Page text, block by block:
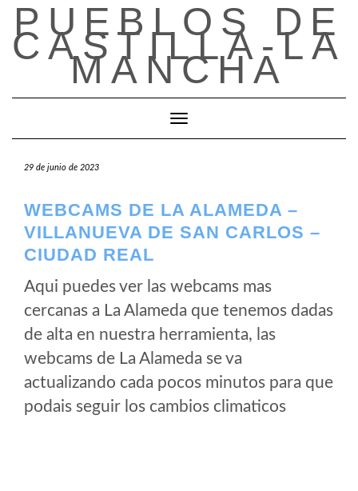
Saltar
contenido
PUEBLOS DE
CASTILLA-LA
MANCHA
Cambiar modo de navegación
29 de junio de 2023
WEBCAMS DE LA ALAMEDA –
VILLANUEVA DE SAN CARLOS –
CIUDAD REAL
Aqui puedes ver las webcams mas
cercanas a La Alameda que tenemos dadas
de alta en nuestra herramienta, las
webcams de La Alameda se va
actualizando cada pocos minutos para que
podais seguir los cambios climaticos